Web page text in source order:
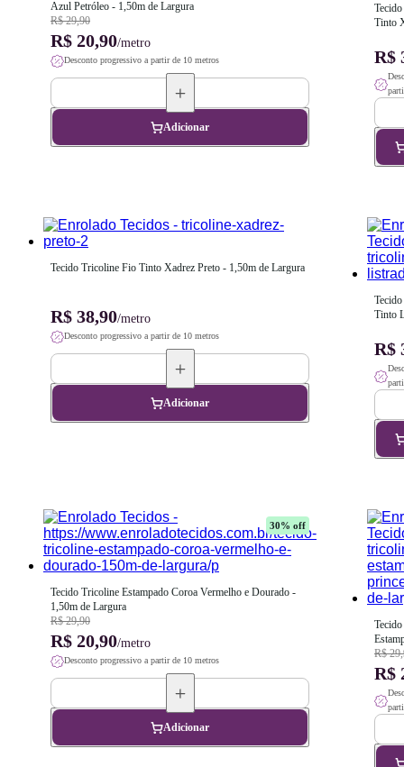
Azul Petróleo - 1,50m de Largura
R$ 29,90
R$ 20,90/metro
Desconto progressivo a partir de 10 metros
Adicionar
Tinto
R$
Tecido Tricoline Fio Tinto Xadrez Preto - 1,50m de Largura
R$ 38,90/metro
Desconto progressivo a partir de 10 metros
Adicionar
Tinto
R$
30% off
Tecido Tricoline Estampado Coroa Vermelho e Dourado -
1,50m de Largura
R$ 29,90
R$ 20,90/metro
Desconto progressivo a partir de 10 metros
Adicionar
1,50m
R$
R$